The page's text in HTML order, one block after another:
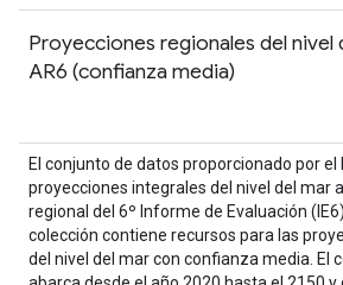
Proyecciones regionales del nivel
AR6 (confianza media)
El conjunto de datos proporcionado por el
proyecciones integrales del nivel del mar
regional del 6º Informe de Evaluación
colección contiene recursos para las
del nivel del mar con confianza media. El